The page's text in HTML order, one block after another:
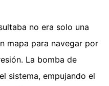
no era solo una
mapa para navegar por
La bomba de
sistema, empujando el